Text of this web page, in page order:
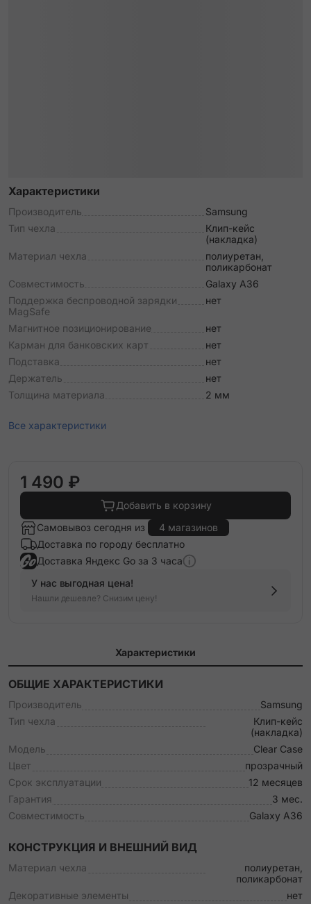
Характеристики
Производитель
Samsung
Тип чехла
Клип-кейс
(накладка)
Материал чехла
полиуретан,
поликарбонат
Совместимость
Galaxy A36
Поддержка беспроводной зарядки
MagSafe
нет
Магнитное позиционирование
нет
Карман для банковских карт
нет
Подставка
нет
Держатель
нет
Толщина материала
2 мм
Все характеристики
1 490 ₽
Добавить в корзину
Самовывоз сегодня из
4 магазинов
Доставка по городу бесплатно
Доставка Яндекс Go за 3 часа
У нас выгодная цена!
Нашли дешевле? Снизим цену!
Характеристики
ОБЩИЕ ХАРАКТЕРИСТИКИ
Производитель
Samsung
Тип чехла
Клип-кейс
(накладка)
Модель
Clear Case
Цвет
прозрачный
Срок эксплуатации
12 месяцев
Гарантия
3 мес.
Совместимость
Galaxy A36
КОНСТРУКЦИЯ И ВНЕШНИЙ ВИД
Материал чехла
полиуретан,
поликарбонат
Декоративные элементы
нет